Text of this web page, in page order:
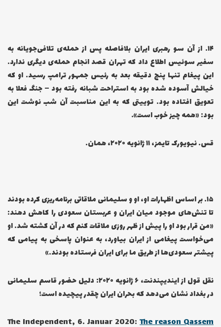
۱۴… از آن سو رهبری ایران بلافاصله پس از حمله‌ی تلافی‌جویانه به
سفیر سوئیس اطلاع داد که تهران قصد انجام حمله‌ی دیگری ندارد.
این پیغام تنها پنج دقیقه بعد به رئیس جمهور ترامپ رسید. او که
خیالش آسوده شده بود به استراحت شبانه رفته بود – جنگ فعلا به
تعویق افتاده بود. توییتی که به این مناسبت آن شب نوشت این
بود: «همه چیز خوب است».
قس. نیویورک تایمز، ۱۱ ژانویه ۲۰۲۰، همان.
۱۵… بر اساس اظهارات او، او و سلیمانی ملاقاتی برنامه‌ریزی کرده بودند
تا تنش‌های موجود میان ایران و عربستان سعودی را کاهش دهند:
«من قرار بود او را پیش از ظهر روزی ملاقات کنم که در آن کشته شد. او
می‌خواست پیغامی از ایران بیاورد، به عنوان پاسخی به پیامی که
پیشتر سعودی‌ها از طریق ما برای ایران فرستاده بودند.»
نقل قول از ایندیپندنت، ۶ ژانویه ۲۰۲۰: دلیل حضور قاسم سلیمانی
در بغداد نشان می‌دهد که بحران ایران چقدر پیچیده است؛
The Independent, 6. Januar 2020: The reason Qassem